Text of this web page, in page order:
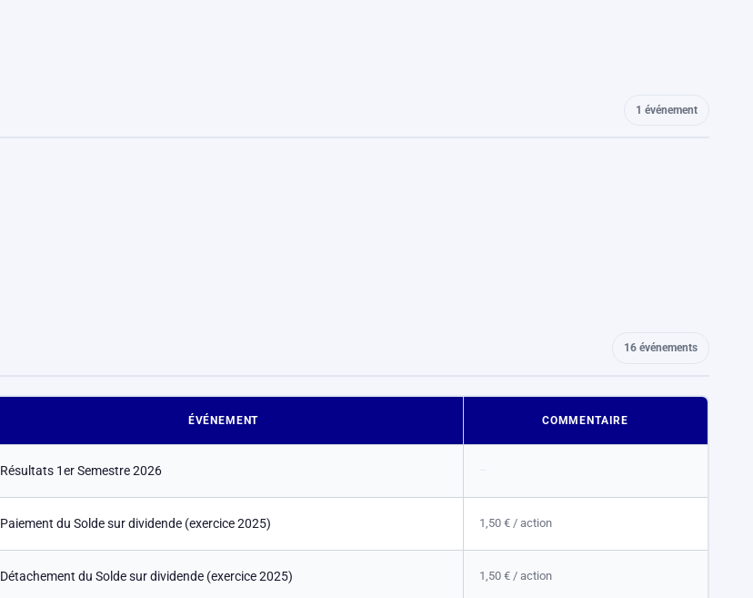
1 événement
16 événements
ÉVÉNEMENT COMMENTAIRE
Résultats 1er Semestre 2026
Paiement du Solde sur dividende (exercice 2025) 1,50 € / action
Détachement du Solde sur dividende (exercice 2025) 1,50 € / action